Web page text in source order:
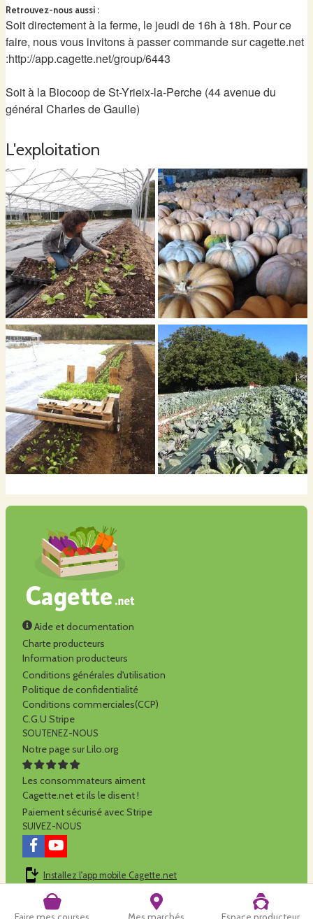
amendements organiques qui maintiennent notre sol riche
en humus.
gorgés de vitalité, qui rendent nos clients heureux, et nous
aussi par la même occasion.
Retrouvez-nous aussi :
Soit directement à la ferme, le jeudi de 16h à 18h. Pour ce
faire, nous vous invitons à passer commande sur cagette.net
:http://app.cagette.net/group/6443
Soit à la Biocoop de St-Yrieix-la-Perche (44 avenue du
général Charles de Gaulle)
L'exploitation
Aide et documentation
Charte producteurs
Information producteurs
Conditions générales d'utilisation
Politique de confidentialité
Conditions commerciales(CCP)
C.G.U Stripe
SOUTENEZ-NOUS
Notre page sur Lilo.org
Les consommateurs aiment
Cagette.net et ils le disent !
Paiement sécurisé avec Stripe
SUIVEZ-NOUS
Installez l'app mobile Cagette.net
Cagette.net est réalisé par la SCOP Alilo